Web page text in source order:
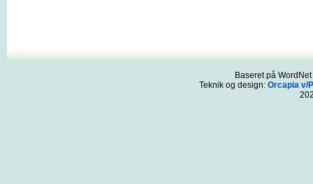
Baseret på
Teknik og design: Orcapia v/